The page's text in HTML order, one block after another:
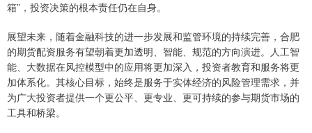
箱”，投资决策的根本责任仍在自身。
展望未来，随着金融科技的进一步发展和监管环境的持续完善，合肥
的期货配资服务有望朝着更加透明、智能、规范的方向演进。人工智
能、大数据在风控模型中的应用将更加深入，投资者教育和服务将更
加体系化。其核心目标，始终是服务于实体经济的风险管理需求，并
为广大投资者提供一个更公平、更专业、更可持续的参与期货市场的
工具和桥梁。